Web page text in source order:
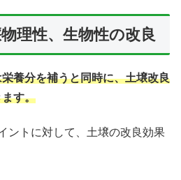
理性、生物性の改良
養分を補うと同時に、土壌改良
す。
ントに対して、土壌の改良効果